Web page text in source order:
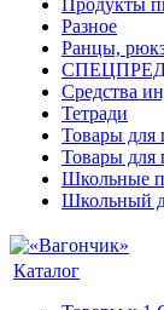
Разное
Ранцы,
Средства
Тетради
Товары для
Товары для
Школьные
Школьный
Каталог